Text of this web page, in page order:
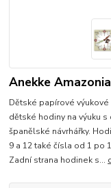
Anekke Amazonia
Dětské papírové
dětské hodiny na výuku
španělské návrhářky.
9 a 12 také čísla od 1 po
Zadní strana hodinek s...